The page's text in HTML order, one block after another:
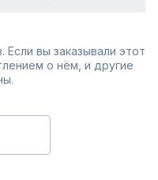
Если вы заказывали этот
о нём, и другие